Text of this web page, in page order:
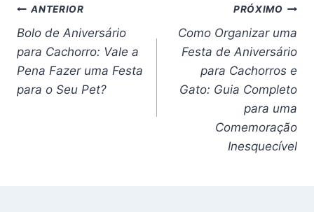
Navegação
de
Post
ANTERIOR
Bolo de Aniversário
para Cachorro: Vale a
Pena Fazer uma Festa
para o Seu Pet?
PRÓXIMO
Como Organizar uma
Festa de Aniversário
para Cachorros e
Gato: Guia Completo
para uma
Comemoração
Inesquecível